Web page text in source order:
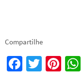
Compartilhe
Fa T
Pi